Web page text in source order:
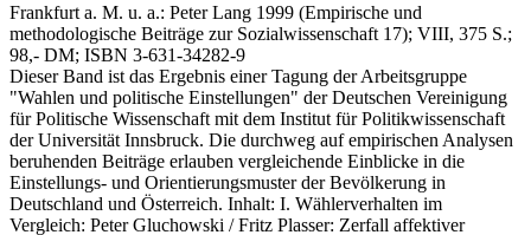
Frankfurt a. M. u. a.: Peter Lang 1999 (Empirische und
methodologische Beiträge zur Sozialwissenschaft 17); VIII, 375 S.;
98,- DM; ISBN 3-631-34282-9
Dieser Band ist das Ergebnis einer Tagung der Arbeitsgruppe
"Wahlen und politische Einstellungen" der Deutschen Vereinigung
für Politische Wissenschaft mit dem Institut für Politikwissenschaft
der Universität Innsbruck. Die durchweg auf empirischen Analysen
beruhenden Beiträge erlauben vergleichende Einblicke in die
Einstellungs- und Orientierungsmuster der Bevölkerung in
Deutschland und Österreich. Inhalt: I. Wählerverhalten im
Vergleich: Peter Gluchowski / Fritz Plasser: Zerfall affektiver